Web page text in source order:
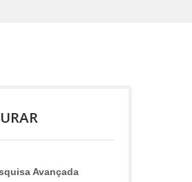
Avançada